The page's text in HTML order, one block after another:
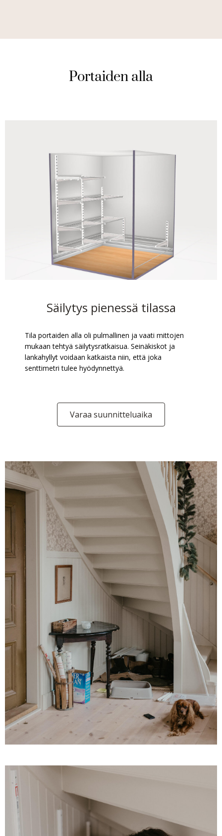
Portaiden alla
Säilytys pienessä tilassa
Tila portaiden alla oli pulmallinen ja vaati mittojen
mukaan tehtyä säilytysratkaisua. Seinäkiskot ja
lankahyllyt voidaan katkaista niin, että joka
senttimetri tulee hyödynnettyä.
Varaa suunnitteluaika